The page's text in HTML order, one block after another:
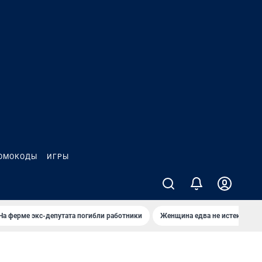
ИГРЫ
ферме экс-депутата погибли работники Женщина едва не истекла